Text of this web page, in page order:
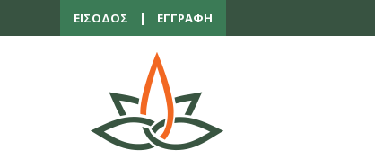
ΕΙΣΟΔΟΣ ΕΓΓΡΑΦΗ